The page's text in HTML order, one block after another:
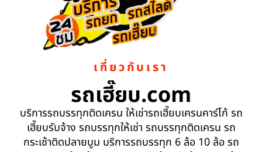
เกี่ยวกับเรา
รถเฮี๊ยบ.com
บริการรถบรรทุกติดเครน ให้เช่ารถเฮี๊ยบเครนคาร์โก้ รถ
เฮี๊ยบรับจ้าง รถบรรทุกให้เช่า รถบรรทุกติดเครน รถ
กระเช้าติดปลายบูม บริการรถบรรทุก 6 ล้อ 10 ล้อ รถ